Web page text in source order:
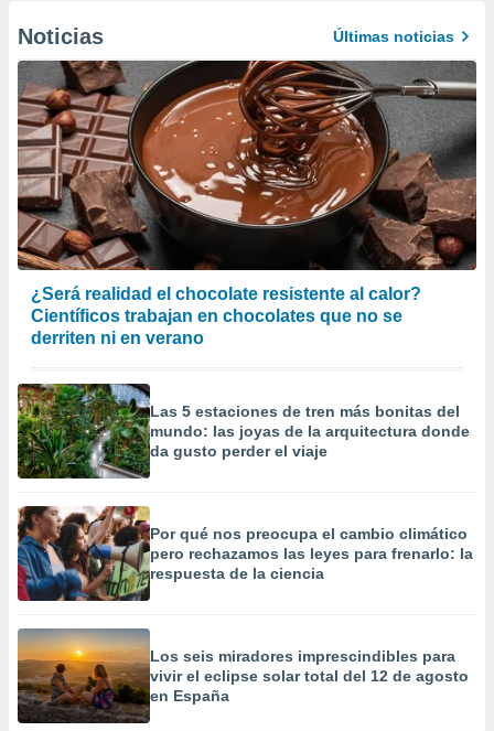
Noticias Últimas noticias
¿Será realidad el chocolate resistente al calor?
Científicos trabajan en chocolates que no se
derriten ni en verano
Las 5 estaciones de tren más bonitas del
mundo: las joyas de la arquitectura donde
da gusto perder el viaje
Por qué nos preocupa el cambio climático
pero rechazamos las leyes para frenarlo: la
respuesta de la ciencia
Los seis miradores imprescindibles para
vivir el eclipse solar total del 12 de agosto
en España